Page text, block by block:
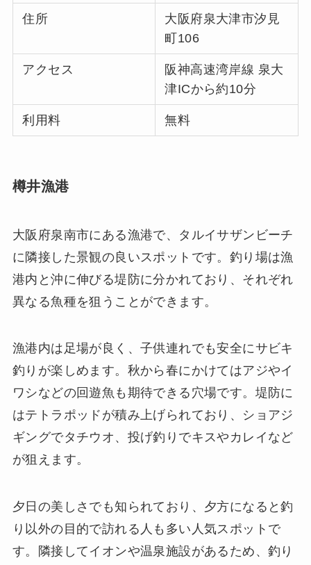
住所
大阪府泉大津市汐見
町106
アクセス
阪神高速湾岸線 泉大
津ICから約10分
利用料 無料
樽井漁港
大阪府泉南市にある漁港で、タルイサザンビーチ
に隣接した景観の良いスポットです。釣り場は漁
港内と沖に伸びる堤防に分かれており、それぞれ
異なる魚種を狙うことができます。
漁港内は足場が良く、子供連れでも安全にサビキ
釣りが楽しめます。秋から春にかけてはアジやイ
ワシなどの回遊魚も期待できる穴場です。堤防に
はテトラポッドが積み上げられており、ショアジ
ギングでタチウオ、投げ釣りでキスやカレイなど
が狙えます。
夕日の美しさでも知られており、夕方になると釣
り以外の目的で訪れる人も多い人気スポットで
す。隣接してイオンや温泉施設があるため、釣り